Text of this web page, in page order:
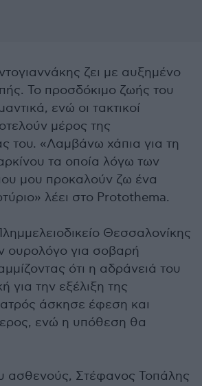
ζει με αυξημένο
Το προσδόκιμο ζωής του
ενώ οι τακτικοί
μέρος της
του. «Λαμβάνω χάπια για τη
τα οποία λόγω των
μου προκαλούν ζω ένα
λέει στο Protothema.
Θεσσαλονίκης
ουρολόγο για σοβαρή
ότι η αδράνειά του
για την εξέλιξη της
άσκησε έφεση και
ενώ η υπόθεση θα
ασθενούς, Στέφανος Τοπάλης